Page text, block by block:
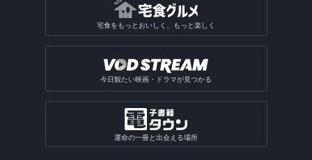
アーチャー伝説系ゲームアプリ
人材派遣求人情報アプリ
おみくじアプリ
電話・チャット占いアプリ
テレビリモコンアプリ
オタクアプリ総合
写真を動画にするアプリ
動画を写真にするアプリ
宅食をもっとおいしく、もっと楽しく
今日観たい映画・ドラマが見つかる
運命の一冊と出会える場所